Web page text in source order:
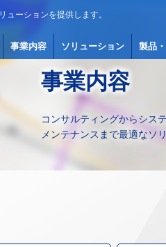
ューションを提供します。
事業内容 ソリューション 製品
事業内容
コンサルティングからシス
メンテナンスまで最適なソ